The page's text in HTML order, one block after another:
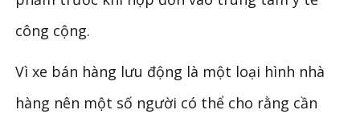
công cộng.
Vì xe bán hàng lưu động là một loại hình nhà
hàng nên một số người có thể cho rằng cần